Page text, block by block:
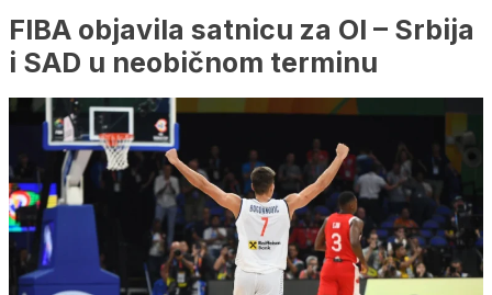
FIBA objavila satnicu za OI – Srbija
i SAD u neobičnom terminu